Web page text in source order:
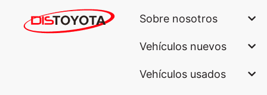
Sobre nosotros
Vehículos nuevos
Vehículos usados